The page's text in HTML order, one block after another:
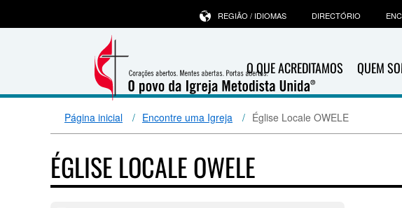
O QUE ACREDITAMOS QUEM
REGIÃO / IDIOMAS DIRECTÓRIO
Página inicial Encontre uma Igreja Église Locale OWELE
ÉGLISE LOCALE OWELE